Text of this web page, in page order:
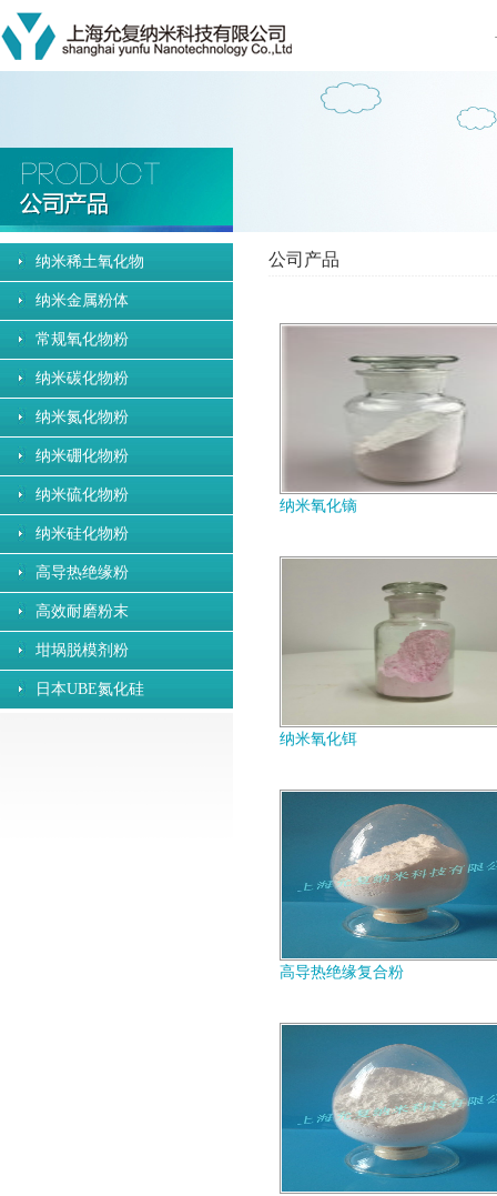
纳米稀土氧化物
纳米金属粉体
常规氧化物粉
纳米碳化物粉
纳米氮化物粉
纳米硼化物粉
纳米硫化物粉
纳米硅化物粉
高导热绝缘粉
高效耐磨粉末
坩埚脱模剂粉
日本UBE氮化硅
公司产品
纳米氧化镝
纳米氧化铒
高导热绝缘复合粉